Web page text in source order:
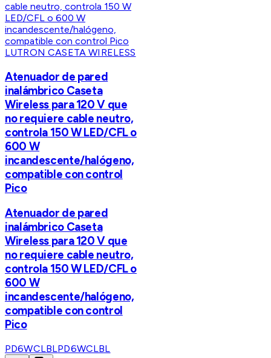
LUTRON CASETA WIRELESS
Atenuador de pared
inalámbrico Caseta
Wireless para 120 V que
no requiere cable neutro,
controla 150 W LED/CFL o
600 W
incandescente/halógeno,
compatible con control
Pico
Atenuador de pared
inalámbrico Caseta
Wireless para 120 V que
no requiere cable neutro,
controla 150 W LED/CFL o
600 W
incandescente/halógeno,
compatible con control
Pico
PD6WCLBLPD6WCLBL